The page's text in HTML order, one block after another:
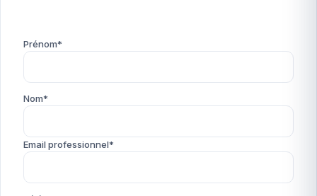
Prénom*
Nom*
Email professionnel*